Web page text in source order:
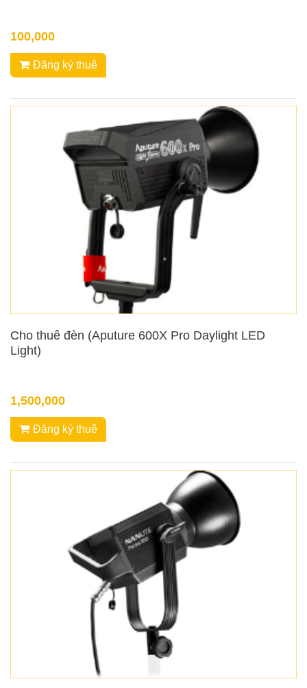
100,000
Đăng ký thuê
Cho thuê đèn (Aputure 600X Pro Daylight LED
Light)
1,500,000
Đăng ký thuê